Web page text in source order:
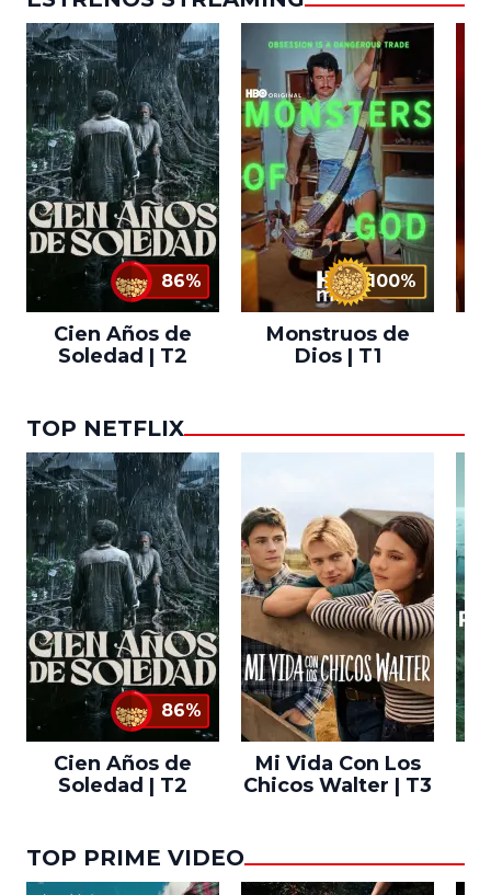
86%
Cien Años de
Soledad | T2
100%
Monstruos de
Dios | T1
TOP NETFLIX
86%
Cien Años de
Soledad | T2
Mi Vida Con Los
Chicos Walter | T3
TOP PRIME VIDEO